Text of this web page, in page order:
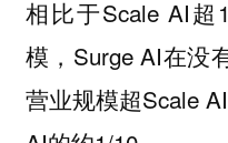
相比于Scale AI
模，Surge AI在没
营业规模超Scale